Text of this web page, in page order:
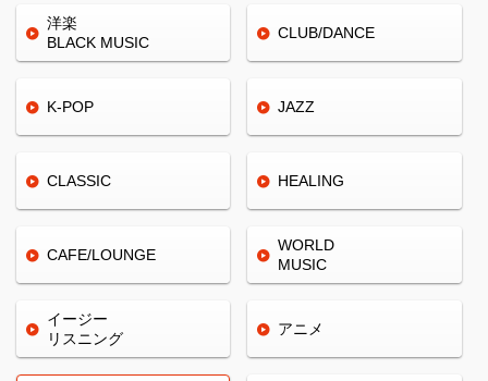
洋楽
BLACK MUSIC
CLUB/DANCE
K-POP JAZZ
CLASSIC HEALING
CAFE/LOUNGE
WORLD
MUSIC
イージー
リスニング
アニメ